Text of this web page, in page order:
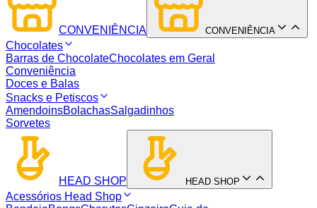
CONVENIÊNCIA CONVENIÊNCIA
Chocolates
Barras de ChocolateChocolates em Geral
Conveniência
Doces e Balas
Snacks e Petiscos
AmendoinsBolachasSalgadinhos
Sorvetes
HEAD SHOP HEAD SHOP
Acessórios Head Shop